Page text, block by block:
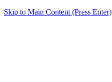
Skip to Main Content (Press Enter)